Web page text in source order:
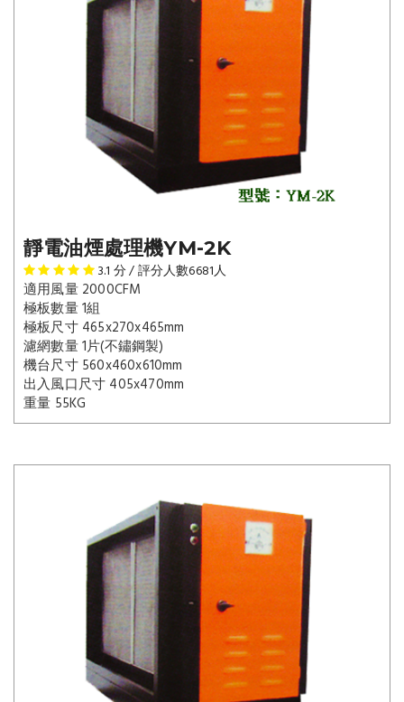
靜電油煙處理機YM-2K
3.1 分 / 評分人數6681人
適用風量 2000CFM
極板數量 1組
極板尺寸 465x270x465mm
濾網數量 1片(不鏽鋼製)
機台尺寸 560x460x610mm
出入風口尺寸 405x470mm
重量 55KG